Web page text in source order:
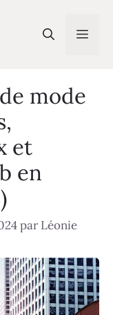
mode
et
en
parLéonie